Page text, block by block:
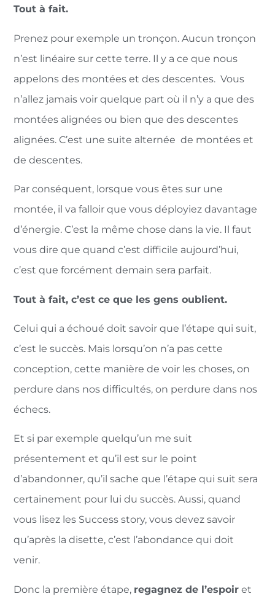
Tout à fait.
Prenez pour exemple un tronçon. Aucun tronçon
n’est linéaire sur cette terre. Il y a ce que nous
appelons des montées et des descentes. Vous
n’allez jamais voir quelque part où il n’y a que des
montées alignées ou bien que des descentes
alignées. C’est une suite alternée de montées et
de descentes.
Par conséquent, lorsque vous êtes sur une
montée, il va falloir que vous déployiez davantage
d’énergie. C’est la même chose dans la vie. Il faut
vous dire que quand c’est difficile aujourd’hui,
c’est que forcément demain sera parfait.
Tout à fait, c’est ce que les gens oublient.
Celui qui a échoué doit savoir que l’étape qui suit,
c’est le succès. Mais lorsqu’on n’a pas cette
conception, cette manière de voir les choses, on
perdure dans nos difficultés, on perdure dans nos
échecs.
Et si par exemple quelqu’un me suit
présentement et qu’il est sur le point
d’abandonner, qu’il sache que l’étape qui suit sera
certainement pour lui du succès. Aussi, quand
vous lisez les Success story, vous devez savoir
qu’après la disette, c’est l’abondance qui doit
venir.
Donc la première étape, regagnez de l’espoir et